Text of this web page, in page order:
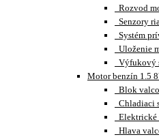
Rozvod
Senzory
Systém
Uloženie
Výfukový
Motor benzín 1.5
Blok
Chladiaci
Elektrické
Hlava